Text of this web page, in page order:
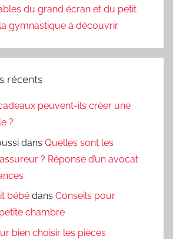
du grand écran et du petit
gymnastique à découvrir
récents
peuvent-ils créer une
?
dans Quelles sont les
? Réponse d’un avocat
bébé dans Conseils pour
chambre
bien choisir les pièces